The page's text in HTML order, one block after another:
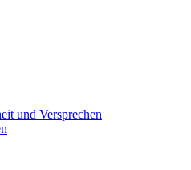
und Versprechen